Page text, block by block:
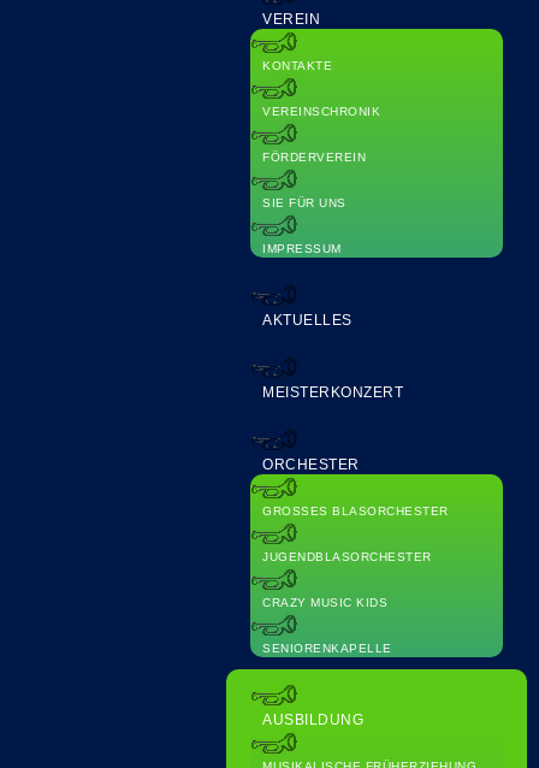
VEREIN
KONTAKTE
VEREINSCHRONIK
FÖRDERVEREIN
SIE FÜR UNS
IMPRESSUM
AKTUELLES
MEISTERKONZERT
ORCHESTER
GROSSES BLASORCHESTER
JUGENDBLASORCHESTER
CRAZY MUSIC KIDS
SENIORENKAPELLE
AUSBILDUNG